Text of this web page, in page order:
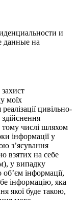
и
данные на
моїх
цивільно-
тому числі шляхом
інформації у
з’ясування
взятих на себе
у випадку
інформації,
інформацію, яка
якої буде такою,